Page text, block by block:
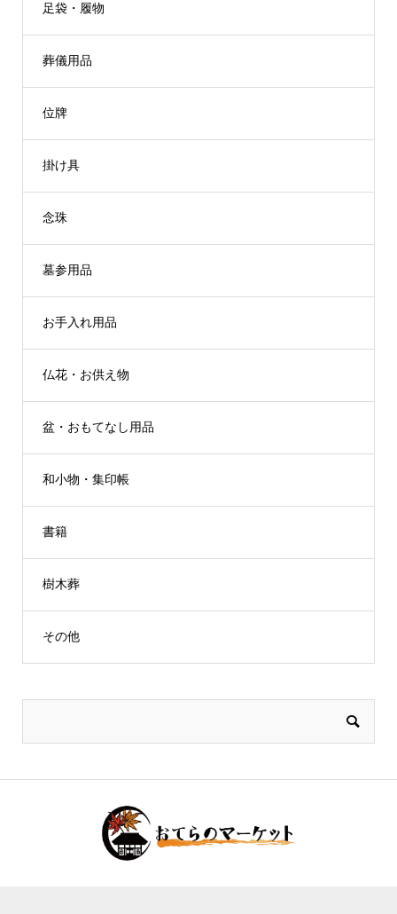
足袋・履物
葬儀用品
位牌
掛け具
念珠
墓参用品
お手入れ用品
仏花・お供え物
盆・おもてなし用品
和小物・集印帳
書籍
樹木葬
その他